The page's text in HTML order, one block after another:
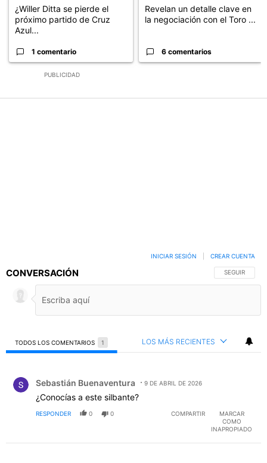
PUBLICIDAD
¿Willer Ditta se pierde el
próximo partido de Cruz
Azul...
1 comentario
Revelan un detalle clave en
la negociación con el Toro ...
6 comentarios
CONVERSACIÓN SIGA ESTA
SEGUIR
INICIAR SESIÓN CREAR CUENTA
TODOS LOS COMENTARIOS 1 LOS MÁS RECIENTES
Sebastián Buenaventura 9 DE ABRIL DE 2026
¿Conocías a este silbante?
RESPONDER 0 0 COMPARTIR
MARCAR
COMO
INAPROPIADO